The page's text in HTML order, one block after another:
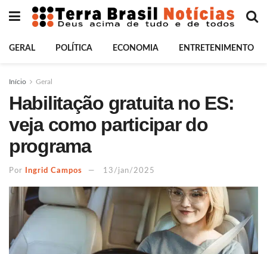
GERAL POLÍTICA ECONOMIA ENTRETENIMENTO
Início Geral
Habilitação gratuita no ES:
veja como participar do
programa
Por Ingrid Campos 13/jan/2025